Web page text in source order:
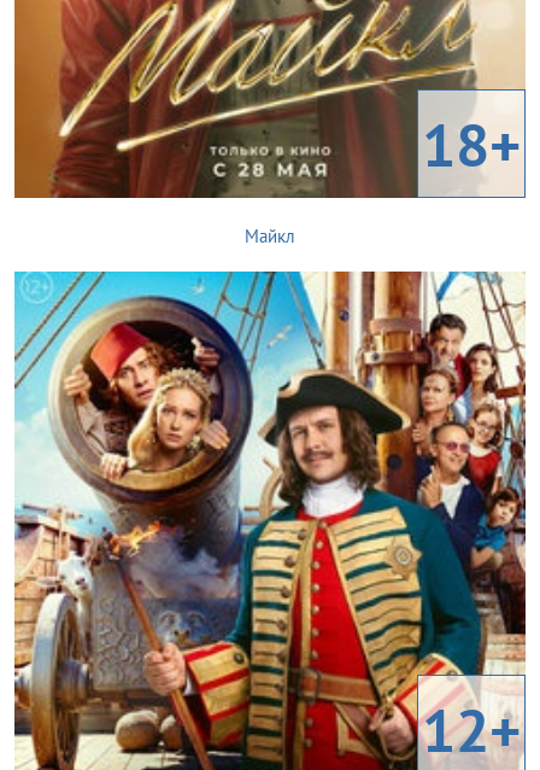
18+
Майкл
12+